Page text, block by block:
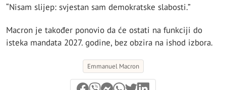
“Nisam slijep: svjestan sam demokratske slabosti.”
Macron je također ponovio da će ostati na funkciji do
isteka mandata 2027. godine, bez obzira na ishod izbora.
Emmanuel Macron